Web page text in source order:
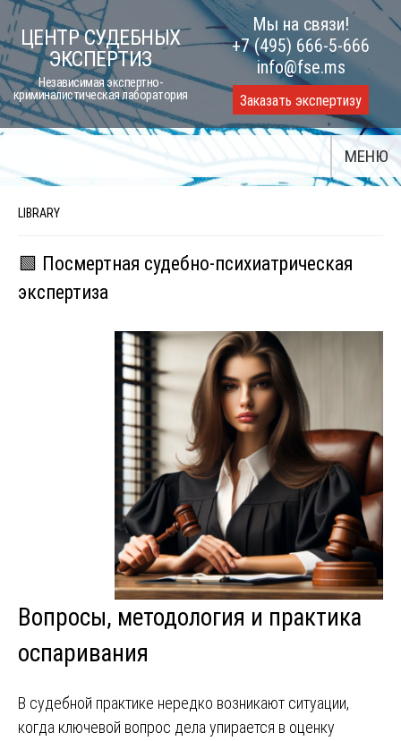
Skip
to
content
ЦЕНТР СУДЕБНЫХ
ЭКСПЕРТИЗ
Независимая экспертно-
криминалистическая лаборатория
Мы на связи!
+7 (495) 666-5-666
info@fse.ms
Заказать экспертизу
МЕНЮ
LIBRARY
🟩 Посмертная судебно-психиатрическая
экспертиза
Вопросы, методология и практика
оспаривания
В судебной практике нередко возникают ситуации,
когда ключевой вопрос дела упирается в оценку